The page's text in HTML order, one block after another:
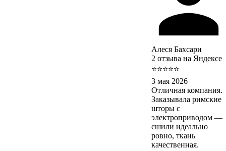
Алеся Бахсари
2 отзыва на Яндексе
⭐⭐⭐⭐⭐
3 мая 2026
Отличная компания.
Заказывала римские
шторы с
электроприводом —
сшили идеально
ровно, ткань
качественная.